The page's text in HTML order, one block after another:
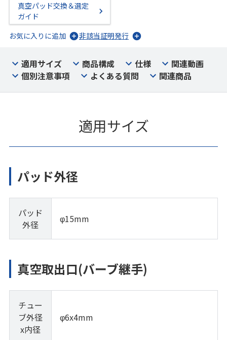
真空パッド交換＆選定
ガイド
お気に入りに追加
非該当証明発行
適用サイズ 商品構成 仕様
関連動画
個別注意事項
よくある質問 関連商品
適用サイズ
パッド外径
パッド
外径
φ15mm
真空取出口(バーブ継手)
チュー
ブ外径
x内径
φ6x4mm